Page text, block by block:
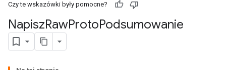
Czy te wskazówki były pomocne?
NapiszRawProtoPodsumowanie